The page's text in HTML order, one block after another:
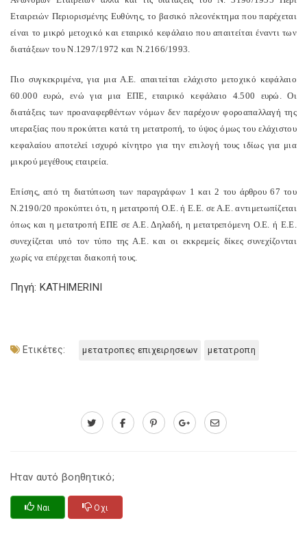
Εταιρειών Περιορισμένης Ευθύνης, το βασικό πλεονέκτημα που παρέχεται
είναι το μικρό μετοχικό και εταιρικό κεφάλαιο που απαιτείται έναντι των
διατάξεων του Ν.1297/1972 και Ν.2166/1993.
Πιο συγκεκριμένα, για μια Α.Ε. απαιτείται ελάχιστο μετοχικό κεφάλαιο
60.000 ευρώ, ενώ για μια ΕΠΕ, εταιρικό κεφάλαιο 4.500 ευρώ. Οι
διατάξεις των προαναφερθέντων νόμων δεν παρέχουν φοροαπαλλαγή της
υπεραξίας που προκύπτει κατά τη μετατροπή, το ύψος όμως του ελάχιστου
κεφαλαίου αποτελεί ισχυρό κίνητρο για την επιλογή τους ιδίως για μια
μικρού μεγέθους εταιρεία.
Επίσης, από τη διατύπωση των παραγράφων 1 και 2 του άρθρου 67 του
Ν.2190/20 προκύπτει ότι, η μετατροπή Ο.Ε. ή Ε.Ε. σε Α.Ε. αντιμετωπίζεται
όπως και η μετατροπή ΕΠΕ σε Α.Ε. Δηλαδή, η μετατρεπόμενη Ο.Ε. ή Ε.Ε.
συνεχίζεται υπό τον τύπο της Α.Ε. και οι εκκρεμείς δίκες συνεχίζονται
χωρίς να επέρχεται διακοπή τους.
Πηγή: KATHIMERINI
Ετικέτες: μετατροπες επιχειρησεων μετατροπη
Ηταν αυτό βοηθητικό;
Ναι Οχι